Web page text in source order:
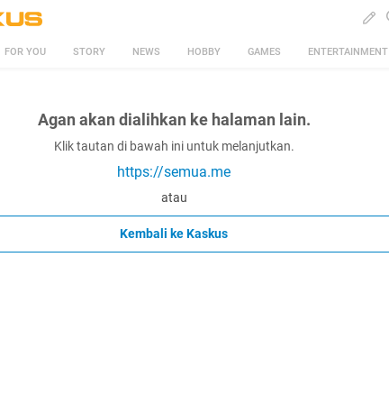
FOR YOU STORY NEWS HOBBY GAMES ENTERTAINMENT
Agan akan dialihkan ke halaman lain.
Klik tautan di bawah ini untuk melanjutkan.
https://semua.me
atau
Kembali ke Kaskus